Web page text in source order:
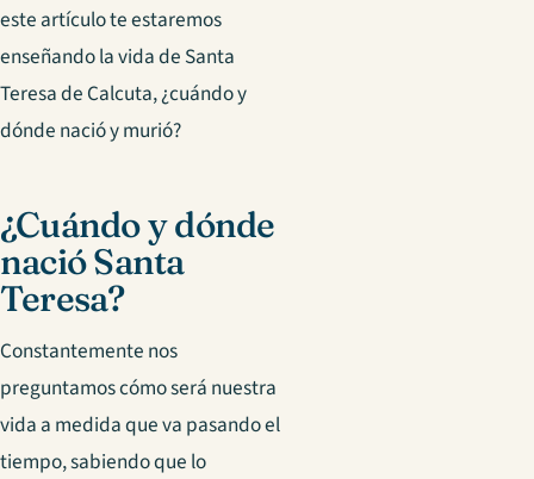
este artículo te estaremos
enseñando la vida de Santa
Teresa de Calcuta, ¿cuándo y
dónde nació y murió?
¿Cuándo y dónde
nació Santa
Teresa?
Constantemente nos
preguntamos cómo será nuestra
vida a medida que va pasando el
tiempo, sabiendo que lo